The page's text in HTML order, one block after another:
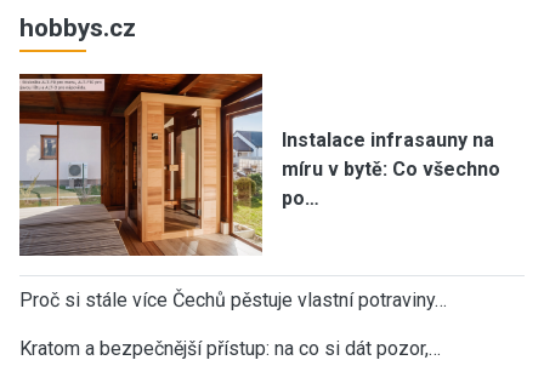
hobbys.cz
Instalace infrasauny na
míru v bytě: Co všechno
po…
Proč si stále více Čechů pěstuje vlastní potraviny…
Kratom a bezpečnější přístup: na co si dát pozor,…